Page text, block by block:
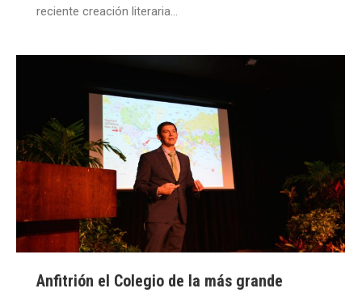
reciente creación literaria…
Anfitrión el Colegio de la más grande